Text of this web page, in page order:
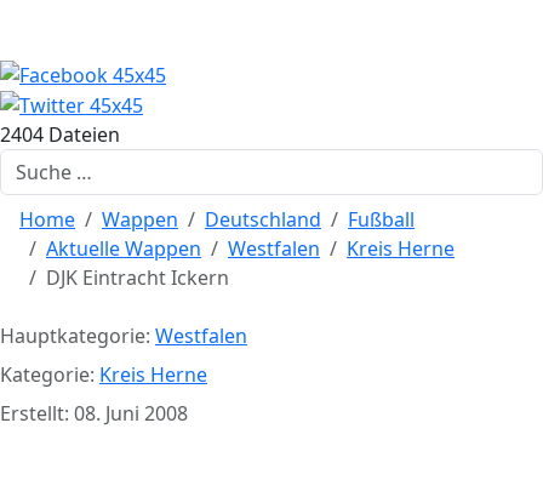
2404 Dateien
Suchen
Home Wappen Deutschland
Fußball
Aktuelle Wappen
Westfalen
Kreis Herne
DJK Eintracht Ickern
Hauptkategorie: Westfalen
Kategorie: Kreis Herne
Erstellt: 08. Juni 2008